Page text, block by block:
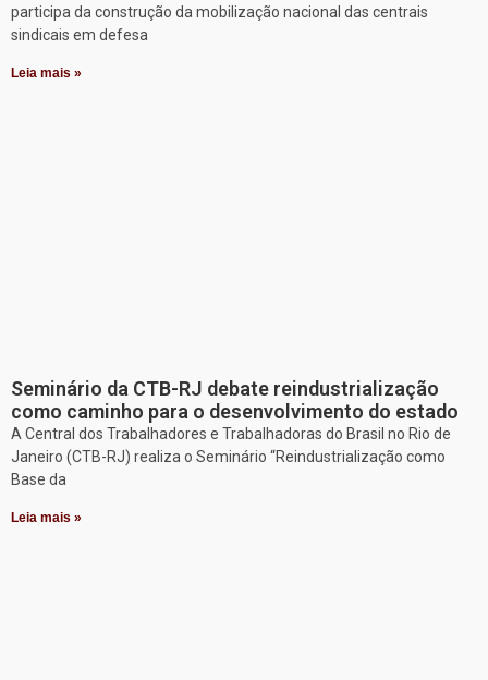
participa da construção da mobilização nacional das centrais
sindicais em defesa
Leia mais »
Seminário da CTB-RJ debate reindustrialização
como caminho para o desenvolvimento do estado
A Central dos Trabalhadores e Trabalhadoras do Brasil no Rio de
Janeiro (CTB-RJ) realiza o Seminário “Reindustrialização como
Base da
Leia mais »